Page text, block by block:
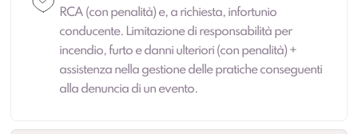
RCA (con penalità) e, a richiesta, infortunio
conducente. Limitazione di responsabilità per
incendio, furto e danni ulteriori (con penalità) +
assistenza nella gestione delle pratiche conseguenti
alla denuncia di un evento.